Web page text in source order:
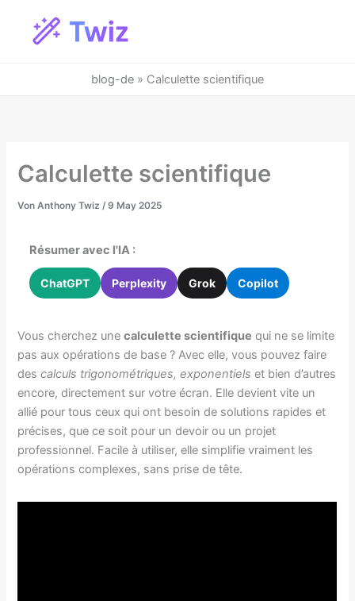
springen
blog-de » Calculette scientifique
Calculette scientifique
VonAnthony Twiz/9 May 2025
Résumer avec l'IA :
ChatGPT Perplexity Grok Copilot
Vous cherchez unecalculette scientifique qui ne se limite
pas aux opérations de base ? Avec elle, vous pouvez faire
descalculs trigonométriques, exponentiels et bien d’autres
encore, directement sur votre écran. Elle devient vite un
allié pour tous ceux qui ont besoin de solutions rapides et
précises, que ce soit pour un devoir ou un projet
professionnel. Facile à utiliser, elle simplifie vraiment les
opérations complexes, sans prise de tête.